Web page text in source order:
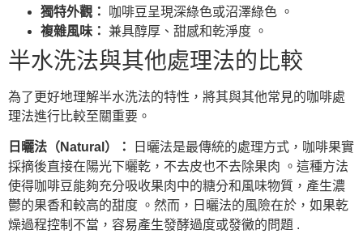
獨特外觀：
咖啡豆呈現深綠色或沼澤綠色 。
複雜風味：
兼具醇厚、甜感和乾淨度 。
半水洗法與其他處理法的比較
為了更好地理解半水洗法的特性，將其與其他常見的咖啡處
理法進行比較至關重要。
日曬法（Natural）：
日曬法是最傳統的處理方式，咖啡果實
採摘後直接在陽光下曬乾，不去皮也不去除果肉 。這種方法
使得咖啡豆能夠充分吸收果肉中的糖分和風味物質，產生濃
鬱的果香和較高的甜度 。然而，日曬法的風險在於，如果乾
燥過程控制不當，容易產生發酵過度或發黴的問題 .